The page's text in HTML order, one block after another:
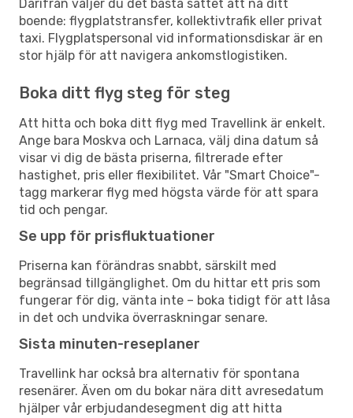
Därifrån väljer du det bästa sättet att nå ditt
boende: flygplatstransfer, kollektivtrafik eller privat
taxi. Flygplatspersonal vid informationsdiskar är en
stor hjälp för att navigera ankomstlogistiken.
Boka ditt flyg steg för steg
Att hitta och boka ditt flyg med Travellink är enkelt.
Ange bara Moskva och Larnaca, välj dina datum så
visar vi dig de bästa priserna, filtrerade efter
hastighet, pris eller flexibilitet. Vår "Smart Choice"-
tagg markerar flyg med högsta värde för att spara
tid och pengar.
Se upp för prisfluktuationer
Priserna kan förändras snabbt, särskilt med
begränsad tillgänglighet. Om du hittar ett pris som
fungerar för dig, vänta inte – boka tidigt för att låsa
in det och undvika överraskningar senare.
Sista minuten-reseplaner
Travellink har också bra alternativ för spontana
resenärer. Även om du bokar nära ditt avresedatum
hjälper vår erbjudandesegment dig att hitta